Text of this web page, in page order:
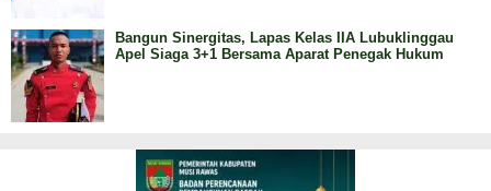
Bangun Sinergitas, Lapas Kelas IIA Lubuklinggau
Apel Siaga 3+1 Bersama Aparat Penegak Hukum